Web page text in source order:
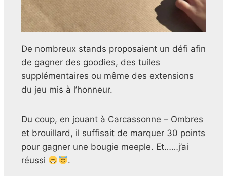
De nombreux stands proposaient un défi afin
de gagner des goodies, des tuiles
supplémentaires ou même des extensions
du jeu mis à l’honneur.
Du coup, en jouant à Carcassonne – Ombres
et brouillard, il suffisait de marquer 30 points
pour gagner une bougie meeple. Et……j’ai
réussi
.